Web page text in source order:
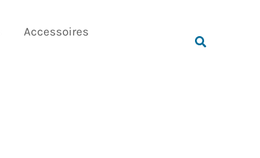
Accessoires
Rechercher